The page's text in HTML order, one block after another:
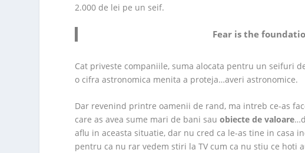
2.000 de lei pe un seif.
Fear is the
Cat priveste companiile, suma alocata pentru un seifuri
o cifra astronomica menita a proteja…averi astronomice.
Dar revenind printre oamenii de rand, ma intreb ce-as
care as avea sume mari de bani sauobiecte de valoare
aflu in aceasta situatie, dar nu cred ca le-as tine in casa
pentru ca nu rar vedem stiri la TV cum ca nu stiu ce hoti